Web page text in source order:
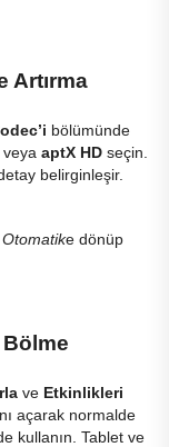
Artırma
bölümünde
veya aptX HD seçin.
belirginleşir.
Otomatike dönüp
Bölme
ve Etkinlikleri
açarak normalde
kullanın. Tablet ve